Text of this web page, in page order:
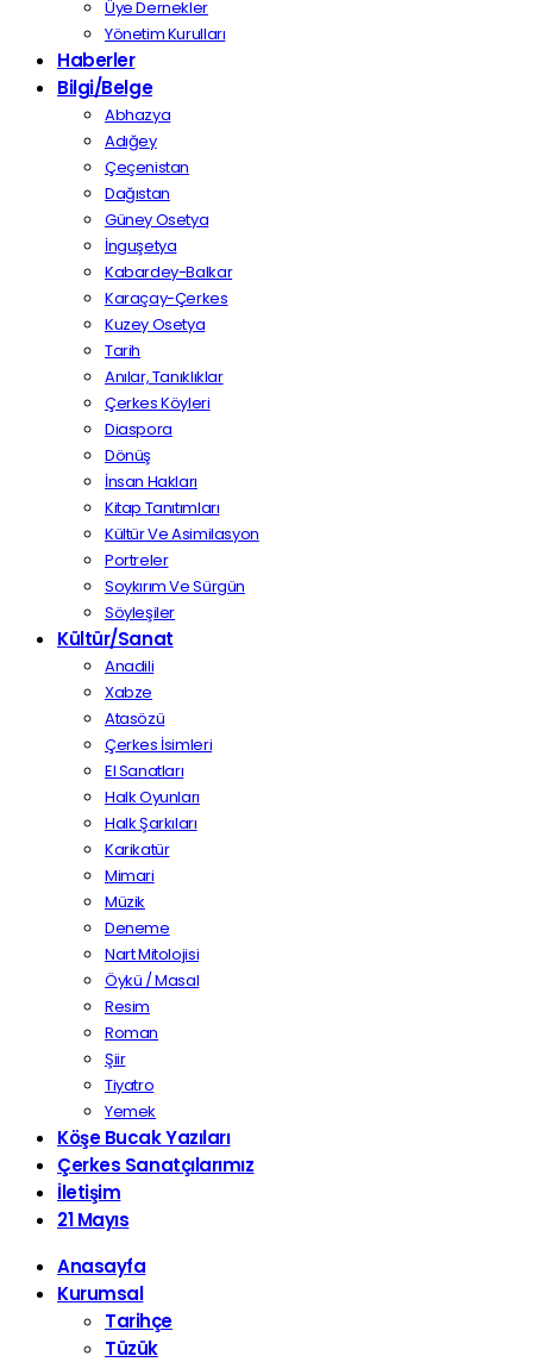
Üye Dernekler
Yönetim Kurulları
Haberler
Bilgi/Belge
Abhazya
Adığey
Çeçenistan
Dağıstan
Güney Osetya
İnguşetya
Kabardey-Balkar
Karaçay-Çerkes
Kuzey Osetya
Tarih
Anılar, Tanıklıklar
Çerkes Köyleri
Diaspora
Dönüş
İnsan Hakları
Kitap Tanıtımları
Kültür Ve Asimilasyon
Portreler
Soykırım Ve Sürgün
Söyleşiler
Kültür/Sanat
Anadili
Xabze
Atasözü
Çerkes İsimleri
El Sanatları
Halk Oyunları
Halk Şarkıları
Karikatür
Mimari
Müzik
Deneme
Nart Mitolojisi
Öykü / Masal
Resim
Roman
Şiir
Tiyatro
Yemek
Köşe Bucak Yazıları
Çerkes Sanatçılarımız
İletişim
21 Mayıs
Anasayfa
Kurumsal
Tarihçe
Tüzük